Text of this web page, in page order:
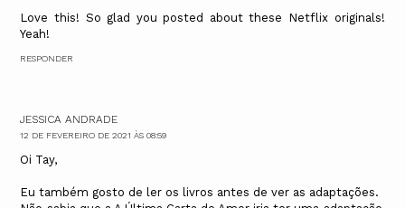
Love this! So glad you posted about these Netflix originals!
Yeah!
RESPONDER
JESSICA ANDRADE
12 DE FEVEREIRO DE 2021 ÀS 08:59
Oi Tay,
Eu também gosto de ler os livros antes de ver as adaptações.